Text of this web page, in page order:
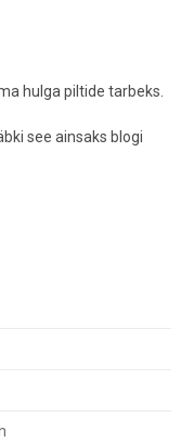
hulga piltide tarbeks.
see ainsaks blogi